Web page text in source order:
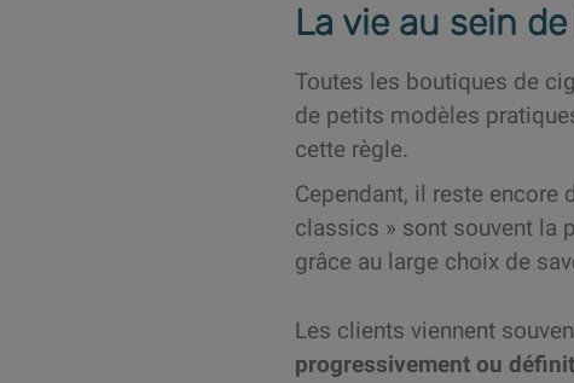
La vie au sein
Toutes les boutiques de
de petits modèles
cette règle.
Cependant, il reste
classics » sont souvent la
grâce au large choix de
Les clients viennent
progressivement ou